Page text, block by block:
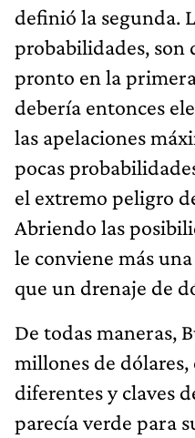
definió la segunda.
probabilidades, son
pronto en la
debería entonces
las apelaciones
pocas
el extremo peligro
Abriendo las
le conviene más
que un drenaje de
De todas maneras,
millones de
diferentes y claves
parecía verde para